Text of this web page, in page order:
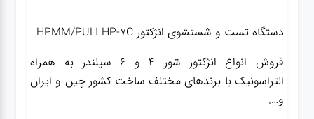
دستگاه تست و شستشوی انژکتور HPMM/PULI HP-7C
فروش انواع انژکتور شور 4 و 6 سیلندر به همراه
التراسونیک با برندهای مختلف ساخت کشور چین و ایران
و….